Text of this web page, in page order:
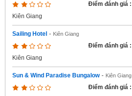
Điểm đánh giá :
Kiên Giang
Sailing Hotel - Kiên Giang
Điểm đánh giá :
Kiên Giang
Sun & Wind Paradise Bungalow - Kiên Giang
Điểm đánh giá :